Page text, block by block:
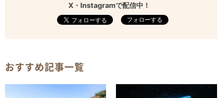
X・Instagramで配信中！
フォローする
おすすめ記事一覧